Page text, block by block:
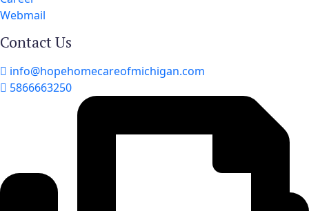
Webmail
Contact Us
info@hopehomecareofmichigan.com
5866663250